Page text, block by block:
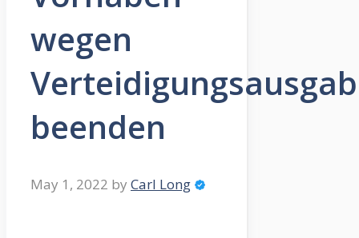
wegen
beenden
May 1, 2022 by Carl Long